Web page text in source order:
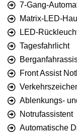
7-Gang-
Matrix-LED-
LED-
Tagesfahrlicht
Front Assist
Ablenkungs-
Notrufassistent
Automatische